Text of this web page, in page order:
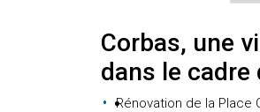
Corbas, une
dans le cadre
Rénovation de la Place